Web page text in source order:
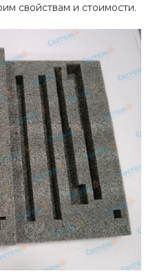
свойствам и стоимости.